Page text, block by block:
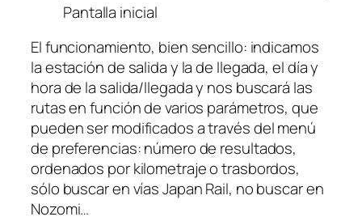
Pantalla inicial
El funcionamiento, bien sencillo: indicamos
la estación de salida y la de llegada, el día y
hora de la salida/llegada y nos buscará las
rutas en función de varios parámetros, que
pueden ser modificados a través del menú
de preferencias: número de resultados,
ordenados por kilometraje o trasbordos,
sólo buscar en vías Japan Rail, no buscar en
Nozomi…